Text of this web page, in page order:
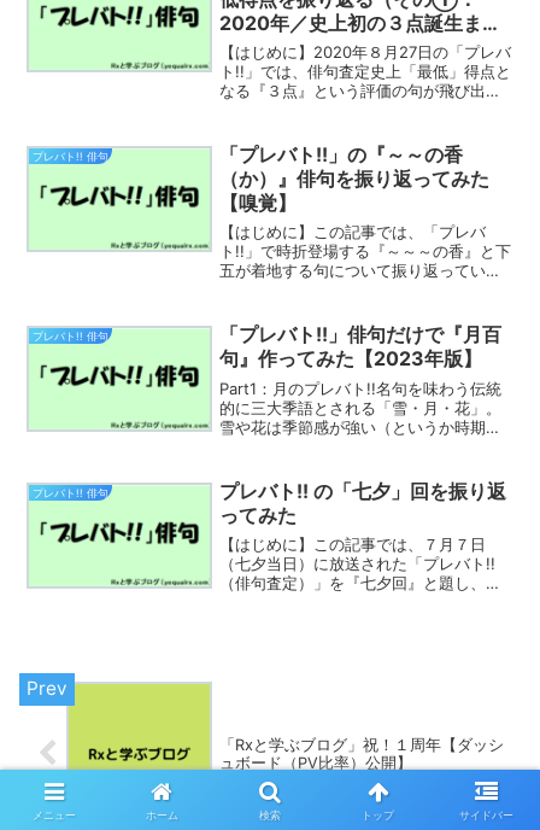
2020年／史上初の３点誕生ま
で）
【はじめに】2020年８月27日の「プレバ
ト!!」では、俳句査定史上「最低」得点と
なる『３点』という評価の句が飛び出し
2013～2020年の『歴代最低得点』の俳
句を「ランキ...
プレバト!! 俳句
「プレバト!!」の『～～の香
（か）』俳句を振り返ってみた
【嗅覚】
【はじめに】この記事では、「プレバ
ト!!」で時折登場する『～～～の香』と下
五が着地する句について振り返っていき
が披露し、「才能アリ」を獲得した作品
からみていきましょう。...
プレバト!! 俳句
「プレバト!!」俳句だけで『月百
句』作ってみた【2023年版】
Part1：月のプレバト!!名句を味わう伝統
的に三大季語とされる「雪・月・花」。
雪や花は季節感が強い（というか時期を
識しないと『季語感』が弱いものです。
ただここから見て...
プレバト!! 俳句
プレバト!! の「七夕」回を振り返
ってみた
【はじめに】この記事では、７月７日
（七夕当日）に放送された「プレバト!!
（俳句査定）」を『七夕回』と題し、過
「Rxと学ぶブログ」祝！１周年【ダッシ
ュボード（PV比率）公開】
メニュー ホーム 検索 トップ サイドバー